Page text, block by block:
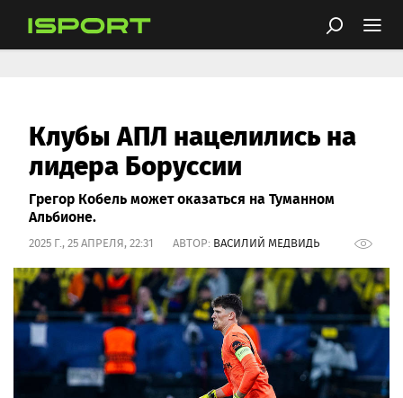
Клубы АПЛ нацелились на
лидера Боруссии
Грегор Кобель может оказаться на Туманном
Альбионе.
2025 Г., 25 АПРЕЛЯ, 22:31 АВТОР: ВАСИЛИЙ МЕДВИДЬ